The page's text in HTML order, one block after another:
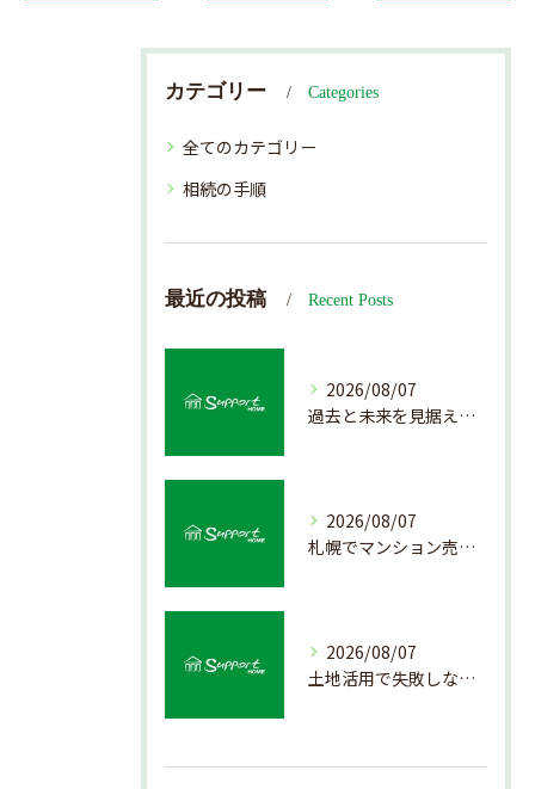
カテゴリー Categories
全てのカテゴリー
相続の手順
最近の投稿 Recent Posts
2026/08/07
過去と未来を見据えた戸建て売却の秘訣
2026/08/07
札幌でマンション売却を成功させる査定と価格の見極め方
2026/08/07
土地活用で失敗しない売却準備のポイント